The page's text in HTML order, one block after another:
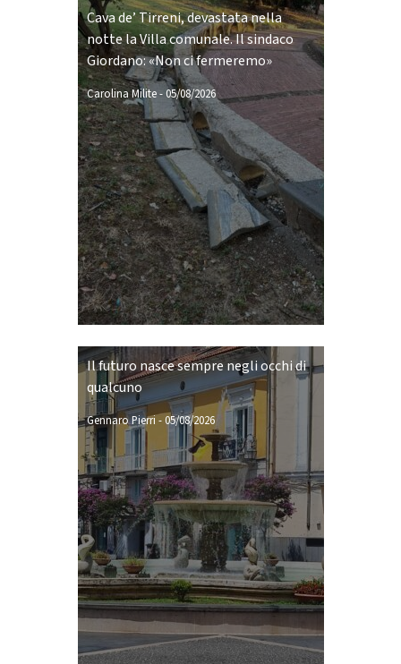
Cava de’ Tirreni, devastata nella
notte la Villa comunale. Il sindaco
Giordano: «Non ci fermeremo»
Carolina Milite- 05/08/2026
Il futuro nasce sempre negli occhi di
qualcuno
Gennaro Pierri -05/08/2026